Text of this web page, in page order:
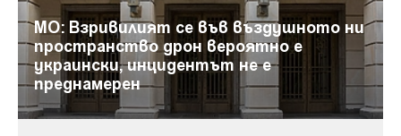
МО: Взривилият се във въздушното ни
пространство дрон вероятно е
украински, инцидентът не е
преднамерен